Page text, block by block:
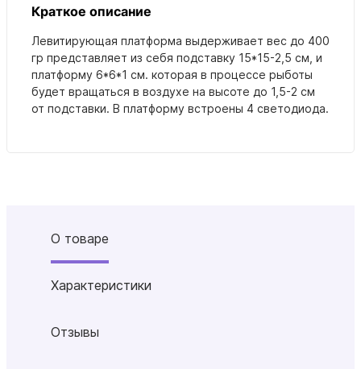
Краткое описание
Левитирующая платформа выдерживает вес до 400
гр представляет из себя подставку 15*15-2,5 см, и
платформу 6*6*1 см. которая в процессе рыботы
будет вращаться в воздухе на высоте до 1,5-2 см
от подставки. В платформу встроены 4 светодиода.
О товаре
Характеристики
Отзывы